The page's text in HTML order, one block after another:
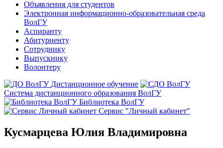
Объявления для студентов
Электронная информационно-образовательная среда
ВолГУ
Аспиранту
Абитуриенту
Сотруднику
Выпускнику
Волонтеру
Дистанционное обучение
Система дистанционного образования ВолГУ
Библиотека ВолГУ
Сервис "Личный кабинет"
Кусмарцева Юлия Владимировна